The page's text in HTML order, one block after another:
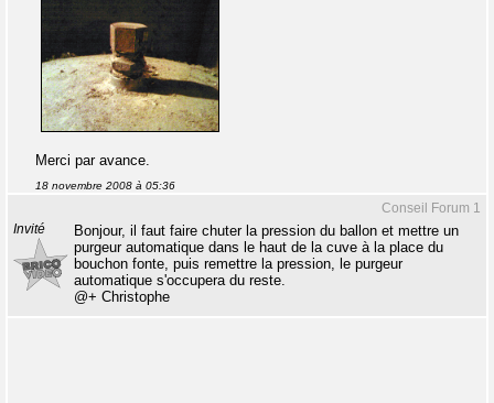
Merci par avance.
18 novembre 2008 à 05:36
Conseil Forum 1
Invité
Bonjour, il faut faire chuter la pression du ballon et mettre un
purgeur automatique dans le haut de la cuve à la place du
bouchon fonte, puis remettre la pression, le purgeur
automatique s'occupera du reste.
@+ Christophe